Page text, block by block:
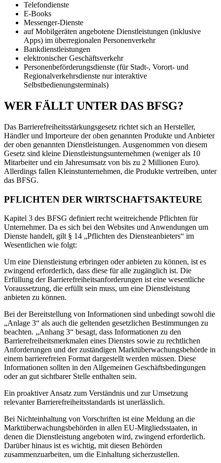
Telefondienste
E-Books
Messenger-Dienste
auf Mobilgeräten angebotene Dienstleistungen (inklusive
Apps) im überregionalen Personenverkehr
Bankdienstleistungen
elektronischer Geschäftsverkehr
Personenbeförderungsdienste (für Stadt-, Vorort- und
Regionalverkehrsdienste nur interaktive
Selbstbedienungsterminals)
WER FÄLLT UNTER DAS BFSG?
Das Barrierefreiheitsstärkungsgesetz richtet sich an Hersteller,
Händler und Importeure der oben genannten Produkte und Anbieter
der oben genannten Dienstleistungen. Ausgenommen von diesem
Gesetz sind kleine Dienstleistungsunternehmen (weniger als 10
Mitarbeiter und ein Jahresumsatz von bis zu 2 Millionen Euro).
Allerdings fallen Kleinstunternehmen, die Produkte vertreiben, unter
das BFSG.
PFLICHTEN DER WIRTSCHAFTSAKTEURE
Kapitel 3 des BFSG definiert recht weitreichende Pflichten für
Unternehmer. Da es sich bei den Websites und Anwendungen um
Dienste handelt, gilt § 14 „Pflichten des Diensteanbieters“ im
Wesentlichen wie folgt:
Um eine Dienstleistung erbringen oder anbieten zu können, ist es
zwingend erforderlich, dass diese für alle zugänglich ist. Die
Erfüllung der Barrierefreiheitsanforderungen ist eine wesentliche
Voraussetzung, die erfüllt sein muss, um eine Dienstleistung
anbieten zu können.
Bei der Bereitstellung von Informationen sind unbedingt sowohl die
„Anlage 3“ als auch die geltenden gesetzlichen Bestimmungen zu
beachten. „Anhang 3“ besagt, dass Informationen zu den
Barrierefreiheitsmerkmalen eines Dienstes sowie zu rechtlichen
Anforderungen und der zuständigen Marktüberwachungsbehörde in
einem barrierefreien Format dargestellt werden müssen. Diese
Informationen sollten in den Allgemeinen Geschäftsbedingungen
oder an gut sichtbarer Stelle enthalten sein.
Ein proaktiver Ansatz zum Verständnis und zur Umsetzung
relevanter Barrierefreiheitsstandards ist unerlässlich.
Bei Nichteinhaltung von Vorschriften ist eine Meldung an die
Marktüberwachungsbehörden in allen EU-Mitgliedsstaaten, in
denen die Dienstleistung angeboten wird, zwingend erforderlich.
Darüber hinaus ist es wichtig, mit diesen Behörden
zusammenzuarbeiten, um die Einhaltung sicherzustellen.